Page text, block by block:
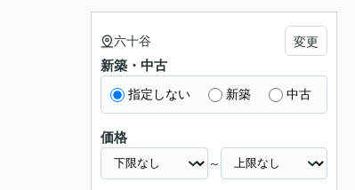
六十谷 変更
新築・中古
指定しない 新築 中古
価格
～